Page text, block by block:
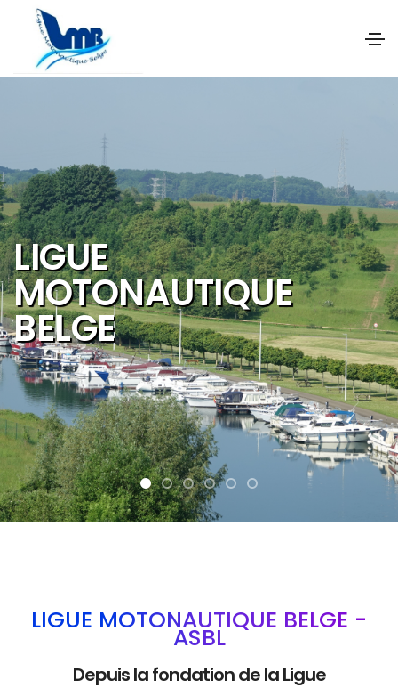
NOS OBJECTIFS SONT
DE PROMOUVOIR ET DE
DEVELOPPER :
Les activités et
sports nautiques
Le tourisme de
qualité
La mobilité douce
LIGUE MOTONAUTIQUE BELGE -
ASBL
Depuis la fondation de la Ligue